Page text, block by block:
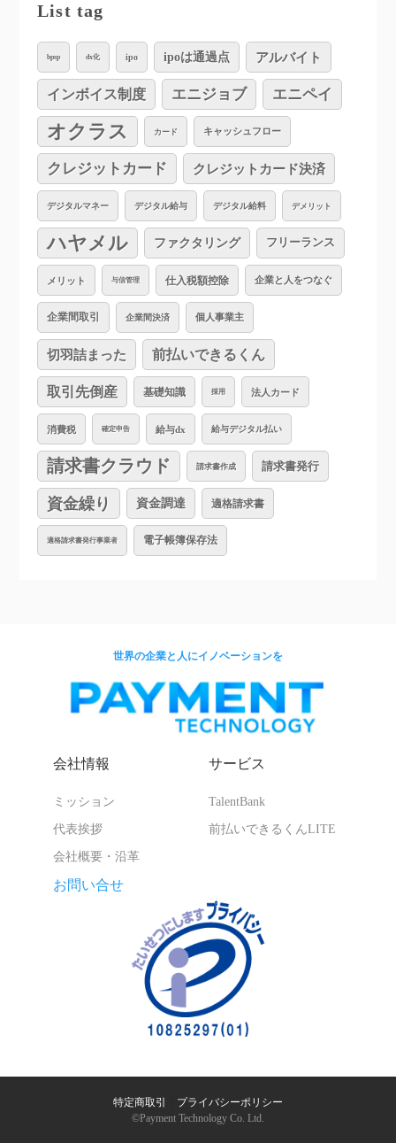
List tag
bpsp dx化 ipo ipoは通過点 アルバイト
インボイス制度 エニジョブ エニペイ
オクラス カード キャッシュフロー
クレジットカード クレジットカード決済
デジタルマネー デジタル給与 デジタル給料 デメリット
ハヤメル ファクタリング フリーランス
メリット 与信管理 仕入税額控除 企業と人をつなぐ
企業間取引 企業間決済 個人事業主
切羽詰まった 前払いできるくん
取引先倒産 基礎知識 採用 法人カード
消費税 確定申告 給与dx 給与デジタル払い
請求書クラウド 請求書作成 請求書発行
資金繰り 資金調達 適格請求書
適格請求書発行事業者 電子帳簿保存法
世界の企業と人にイノベーションを
会社情報
ミッション
代表挨拶
会社概要・沿革
サービス
TalentBank
前払いできるくんLITE
お問い合せ
特定商取引
プライバシーポリシー
©︎Payment Technology Co. Ltd.